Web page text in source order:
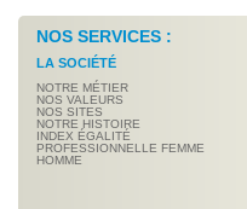
NOS SERVICES :
LA SOCIÉTÉ
NOTRE MÉTIER
NOS VALEURS
NOS SITES
NOTRE HISTOIRE
INDEX ÉGALITÉ
PROFESSIONNELLE FEMME
HOMME